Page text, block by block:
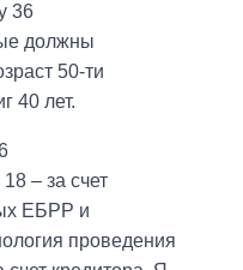
36
должны
50-ти
40 лет.
– за счет
ЕБРР и
проведения